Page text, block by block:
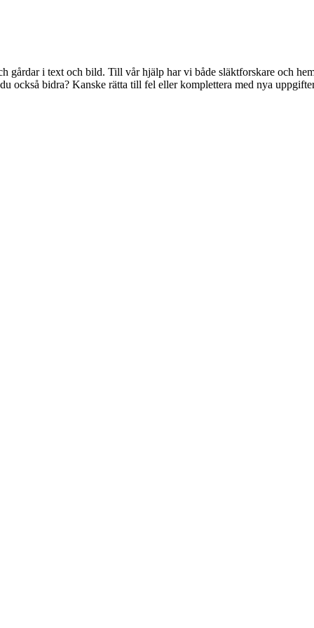
gårdar i text och bild. Till vår hjälp har vi både släktforskare och
också bidra? Kanske rätta till fel eller komplettera med nya